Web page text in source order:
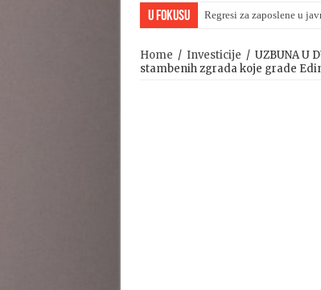
U Fokusu Regresi za zaposlene u
Home / Investicije / UZBUNA U
stambenih zgrada koje grade